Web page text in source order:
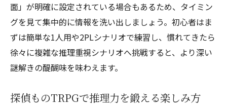
面」が明確に設定されている場合もあるため、タイミン
グを見て集中的に情報を洗い出しましょう。初心者はま
ずは簡単な1人用や2PLシナリオで練習し、慣れてきたら
徐々に複雑な推理重視シナリオへ挑戦すると、より深い
謎解きの醍醐味を味わえます。
探偵ものTRPGで推理力を鍛える楽しみ方